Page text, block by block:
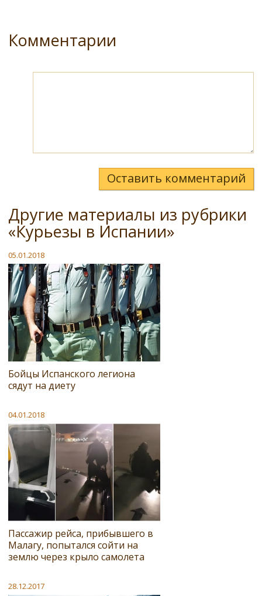
Комментарии
Оставить комментарий
Другие материалы из рубрики
«Курьезы в Испании»
05.01.2018
Бойцы Испанского легиона
сядут на диету
04.01.2018
Пассажир рейса, прибывшего в
Малагу, попытался сойти на
землю через крыло самолета
28.12.2017